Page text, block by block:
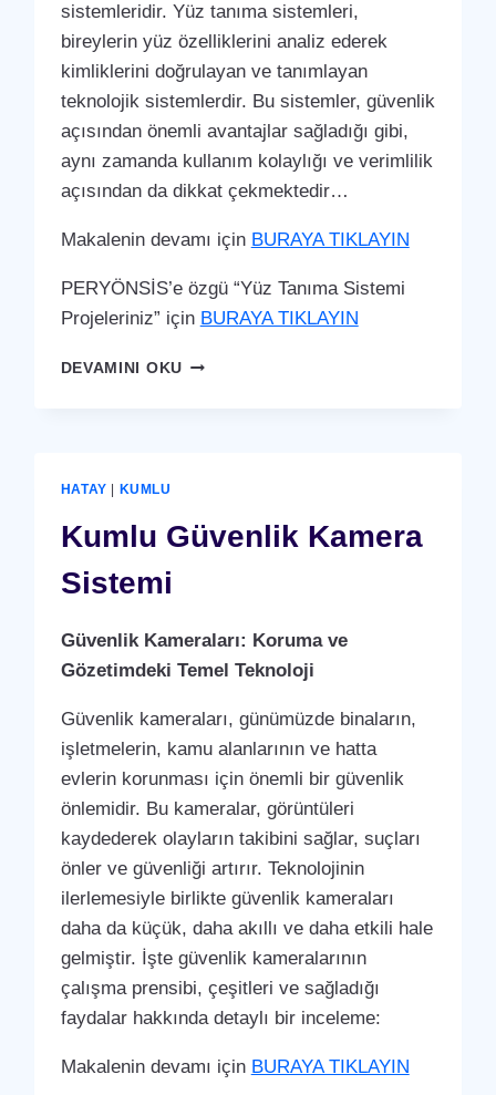
sistemleridir. Yüz tanıma sistemleri,
bireylerin yüz özelliklerini analiz ederek
kimliklerini doğrulayan ve tanımlayan
teknolojik sistemlerdir. Bu sistemler, güvenlik
açısından önemli avantajlar sağladığı gibi,
aynı zamanda kullanım kolaylığı ve verimlilik
açısından da dikkat çekmektedir…
Makalenin devamı için BURAYA TIKLAYIN
PERYÖNSİS’e özgü “Yüz Tanıma Sistemi
Projeleriniz” için BURAYA TIKLAYIN
DEVAMINI OKUKUMLU
HATAY KUMLU
Kumlu Güvenlik Kamera
Sistemi
Güvenlik Kameraları: Koruma ve
Gözetimdeki Temel Teknoloji
Güvenlik kameraları, günümüzde binaların,
işletmelerin, kamu alanlarının ve hatta
evlerin korunması için önemli bir güvenlik
önlemidir. Bu kameralar, görüntüleri
kaydederek olayların takibini sağlar, suçları
önler ve güvenliği artırır. Teknolojinin
ilerlemesiyle birlikte güvenlik kameraları
daha da küçük, daha akıllı ve daha etkili hale
gelmiştir. İşte güvenlik kameralarının
çalışma prensibi, çeşitleri ve sağladığı
faydalar hakkında detaylı bir inceleme:
Makalenin devamı için BURAYA TIKLAYIN